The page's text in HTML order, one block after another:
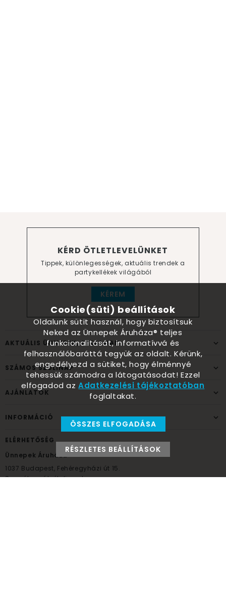
KÉRD ÖTLETLEVELÜNKET
Tippek, különlegességek, aktuális trendek a
partykellékek világából
KÉREM
AKTUÁLIS ÜNNEPEK, ALKALMAK
SZÁMOS SZÜLINAP
AJÁNLATOK
INFORMÁCIÓ
ELÉRHETŐSÉG
Ünnepek Áruháza
1037 Budapest, Fehéregyházi út 15.
Személyes átvételi pont
Cookie(süti) beállítások
Oldalunk sütit használ, hogy biztosítsuk
Neked az Ünnepek Áruháza® teljes
funkcionalitását, informatívvá és
felhasználóbaráttá tegyük az oldalt. Kérünk,
engedélyezd a sütiket, hogy élménnyé
tehessük számodra a látogatásodat! Ezzel
elfogadod azAdatkezelési tájékoztatóban
foglaltakat.
ÖSSZES ELFOGADÁSA
RÉSZLETES BEÁLLÍTÁSOK